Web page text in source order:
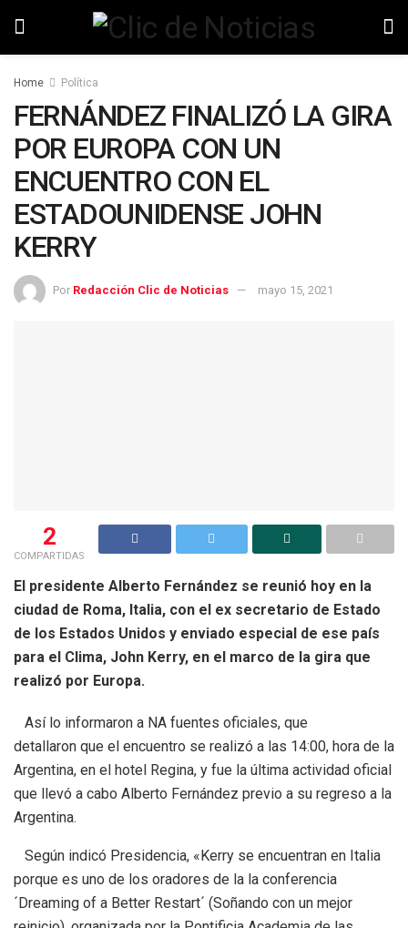
Home Política
FERNÁNDEZ FINALIZÓ LA GIRA
POR EUROPA CON UN
ENCUENTRO CON EL
ESTADOUNIDENSE JOHN
KERRY
Por Redacción Clic de Noticias mayo 15, 2021
2
COMPARTIDAS
El presidente Alberto Fernández se reunió hoy en la
ciudad de Roma, Italia, con el ex secretario de Estado
de los Estados Unidos y enviado especial de ese país
para el Clima, John Kerry, en el marco de la gira que
realizó por Europa.
Así lo informaron a NA fuentes oficiales, que
detallaron que el encuentro se realizó a las 14:00, hora de la
Argentina, en el hotel Regina, y fue la última actividad oficial
que llevó a cabo Alberto Fernández previo a su regreso a la
Argentina.
Según indicó Presidencia, «Kerry se encuentran en Italia
porque es uno de los oradores de la la conferencia
´Dreaming of a Better Restart´ (Soñando con un mejor